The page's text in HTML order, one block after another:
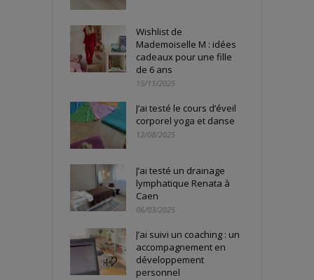
Wishlist de
Mademoiselle M : idées
cadeaux pour une fille
de 6 ans
15/11/2025
J’ai testé le cours d’éveil
corporel yoga et danse
12/08/2025
J’ai testé un drainage
lymphatique Renata à
Caen
06/03/2025
J’ai suivi un coaching : un
accompagnement en
développement
personnel